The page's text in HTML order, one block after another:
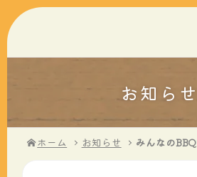
お知らせ
ホーム お知らせ みんなの